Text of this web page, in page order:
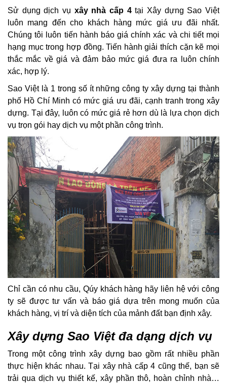
Sử dụng dịch vụ xây nhà cấp 4tại Xây dựng Sao Việt
luôn mang đến cho khách hàng mức giá ưu đãi nhất.
Chúng tôi luôn tiến hành báo giá chính xác và chi tiết mọi
hạng mục trong hợp đồng. Tiến hành giải thích cặn kẽ mọi
thắc mắc về giá và đảm bảo mức giá đưa ra luôn chính
xác, hợp lý.
Sao Việt là 1 trong số ít những công ty xây dựng tại thành
phố Hồ Chí Minh có mức giá ưu đãi, cạnh tranh trong xây
dựng. Tại đây, luôn có mức giá rẻ hơn dù là lựa chọn dịch
vụ trọn gói hay dịch vụ một phần công trình.
Chỉ cần có nhu cầu, Qúy khách hàng hãy liên hệ với công
ty sẽ được tư vấn và báo giá dựa trên mong muốn của
khách hàng, vị trí và diện tích của mảnh đất bạn định xây.
Xây dựng Sao Việt đa dạng dịch vụ
Trong một công trình xây dựng bao gồm rất nhiều phần
thực hiện khác nhau. Tại xây nhà cấp 4 cũng thế, bạn sẽ
trải qua dịch vụ thiết kế, xây phần thô, hoàn chỉnh nhà…